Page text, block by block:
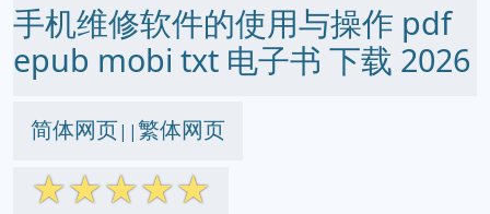
手机维修软件的使用与操作 pdf
epub mobi txt 电子书 下载 2026
简体网页||繁体网页
☆☆☆☆☆